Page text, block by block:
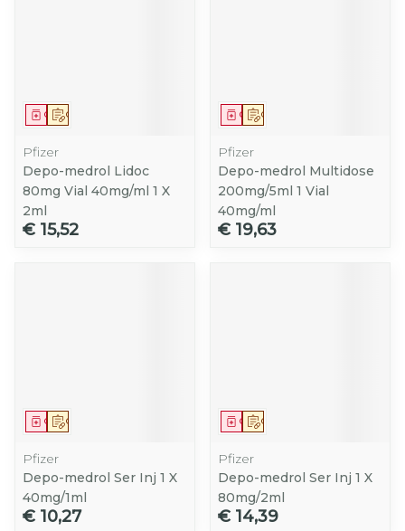
Op voorschrift
Geneesmiddel
Pfizer
Depo-medrol Lidoc
80mg Vial 40mg/ml 1 X
2ml
€ 15,52
Op voorschrift
Geneesmiddel
Pfizer
Depo-medrol Multidose
200mg/5ml 1 Vial
40mg/ml
€ 19,63
Op voorschrift
Geneesmiddel
Pfizer
Depo-medrol Ser Inj 1 X
40mg/1ml
€ 10,27
Op voorschrift
Geneesmiddel
Pfizer
Depo-medrol Ser Inj 1 X
80mg/2ml
€ 14,39